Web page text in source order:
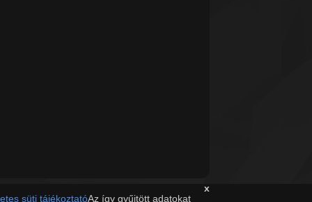
x
süti tájékoztatóAz így gyűjtött adatokat